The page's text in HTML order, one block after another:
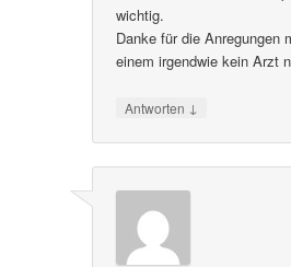
wichtig.
Danke für die Anregungen
einem irgendwie kein Arzt
Antworten ↓